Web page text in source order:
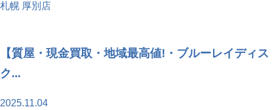
札幌 厚別店
【質屋・現金買取・地域最高値!・ブルーレイディス
ク...
2025.11.04